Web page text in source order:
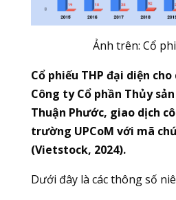
Ảnh trên: Cổ
Cổ phiếu THP đại diện
Công ty Cổ phần Thủy
Thuận Phước, giao dịch
trường UPCoM với mã
(Vietstock, 2024).
Dưới đây là các thông số